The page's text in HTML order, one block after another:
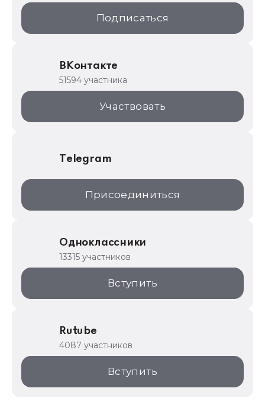
1С:Образование
ИТС.1C.ru
1С для торговли
1С:Торговая площадка
Подписаться
ВКонтакте
51594 участника
Участвовать
Telegram
Присоединиться
Одноклассники
13315 участников
Вступить
Rutube
4087 участников
Вступить